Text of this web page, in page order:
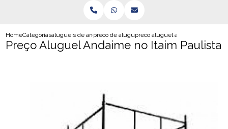
HomeCategoriasalugueis de andaimespreco de aluguel de andaime tubular
preco aluguel andaime no itaim
Preço Aluguel Andaime no Itaim Paulista